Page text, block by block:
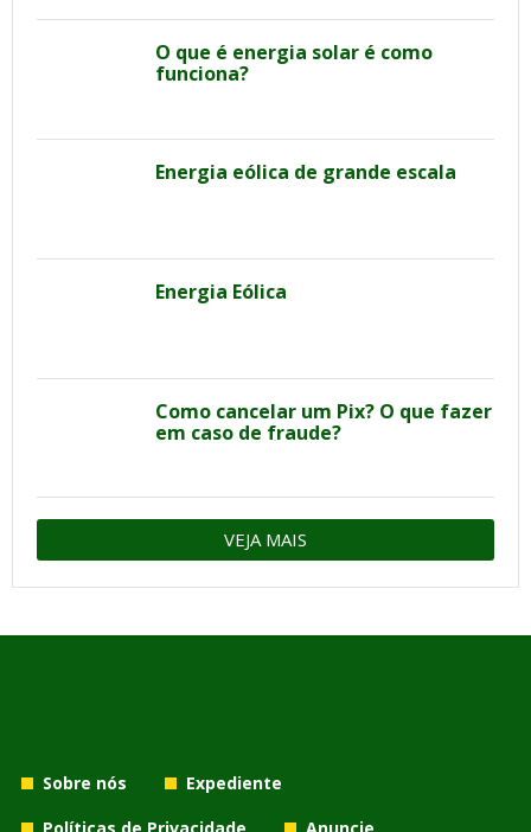
O que é energia solar é como
funciona?
Energia eólica de grande escala
Energia Eólica
Como cancelar um Pix? O que fazer
em caso de fraude?
VEJA MAIS
Sobre nós
Expediente